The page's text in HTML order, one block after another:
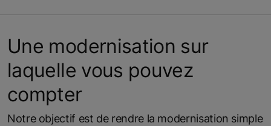
Une modernisation sur
laquelle vous pouvez
compter
Notre objectif est de rendre la modernisation simple